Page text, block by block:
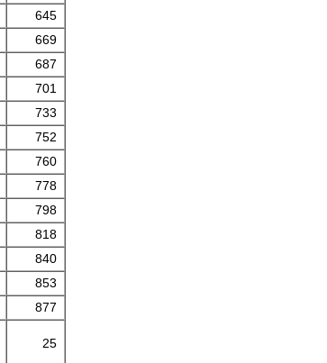
645
669
687
701
733
752
760
778
798
818
840
853
877
25